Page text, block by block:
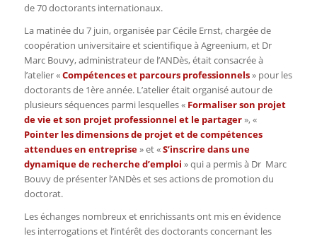
de 70 doctorants internationaux.
La matinée du 7 juin, organisée par Cécile Ernst,chargée de
coopération universitaire et scientifique àAgreenium, et Dr
Marc Bouvy, administrateur de l’ANDès, était consacrée à
l’atelier «Compétences et parcours professionnels» pour les
doctorants de 1ère année. L’atelier était organisé autour de
plusieurs séquences parmi lesquelles « Formaliser son projet
de vie et son projet professionnel et le partager», «
Pointer les dimensions de projet et de compétences
attendues en entreprise» et «S’inscrire dans une
dynamique de recherche d’emploi » qui a permis à Dr Marc
Bouvy de présenter l’ANDès et ses actions de promotion du
doctorat.
Les échanges nombreux et enrichissants ont mis en évidence
les interrogations et l’intérêt des doctorants concernant les